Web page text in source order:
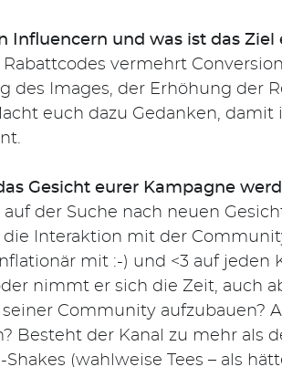
Influencern und was ist das Ziel
vermehrt
des Images, der Erhöhung der
euch dazu Gedanken,
Gesicht eurer Kampagne
der Suche nach neuen
Interaktion mit der
mit :-) und <3 auf jeden
nimmt er sich die Zeit, auch
seiner Community aufzubauen?
Besteht der Kanal zu mehr als
(wahlweise Tees – als